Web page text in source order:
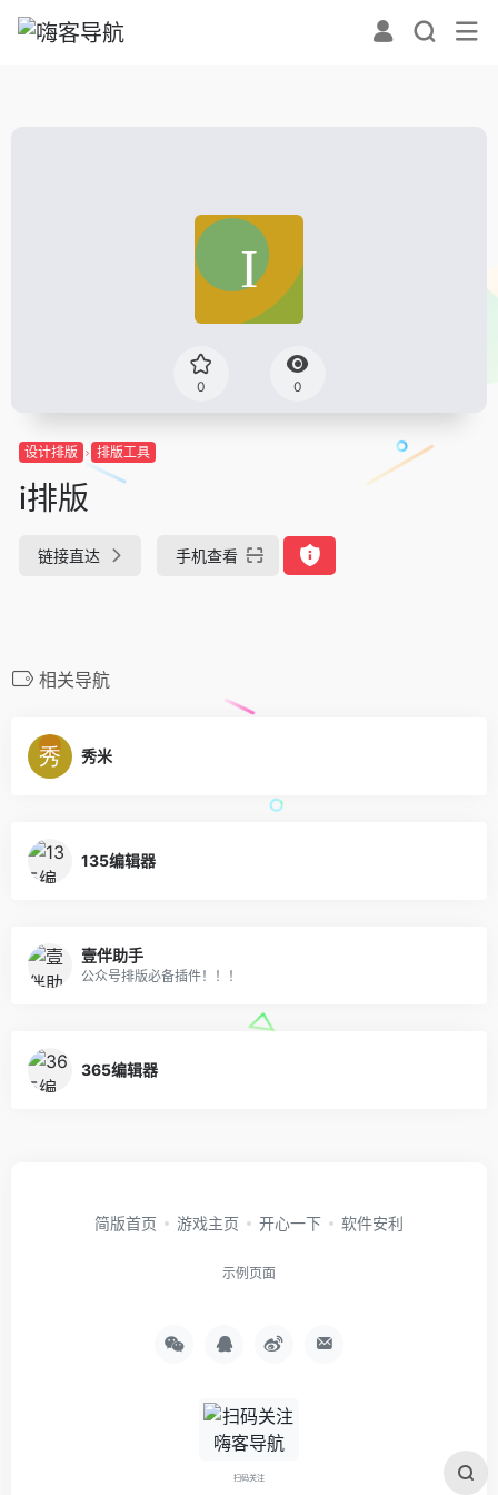
0 0
设计排版 排版工具
i排版
链接直达 手机查看
相关导航
秀米
135编辑器
壹伴助手
公众号排版必备插件！！！
365编辑器
简版首页 游戏主页 开心一下 软件安利
示例页面
扫码关注